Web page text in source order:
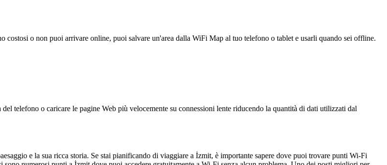
costosi o non puoi arrivare online, puoi salvare un'area dalla WiFi Map al tuo telefono o tablet e usarli quando sei offline.
telefono o caricare le pagine Web più velocemente su connessioni lente riducendo la quantità di dati utilizzati dal
e la sua ricca storia. Se stai pianificando di viaggiare a İzmit, è importante sapere dove puoi trovare punti Wi-Fi